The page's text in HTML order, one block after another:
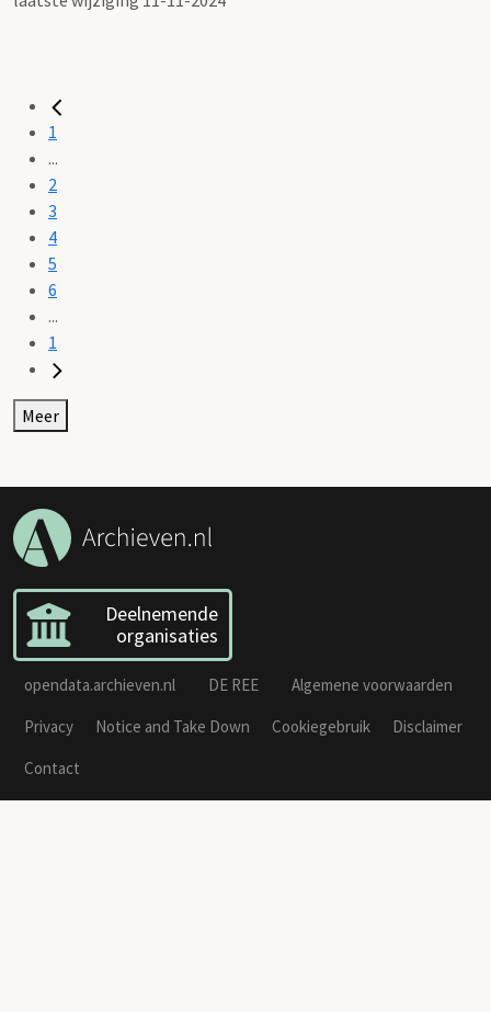
1
...
2
3
4
5
6
...
1
Meer
Deelnemende
organisaties
opendata.archieven.nl DE REE
Algemene voorwaarden
Privacy
Notice and Take Down Cookiegebruik
Disclaimer
Contact